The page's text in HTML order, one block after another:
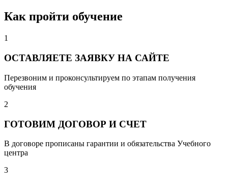
Как пройти обучение
1
ОСТАВЛЯЕТЕ ЗАЯВКУ НА САЙТЕ
Перезвоним и проконсультируем по этапам получения
обучения
2
ГОТОВИМ ДОГОВОР И СЧЕТ
В договоре прописаны гарантии и обязательства Учебного
центра
3